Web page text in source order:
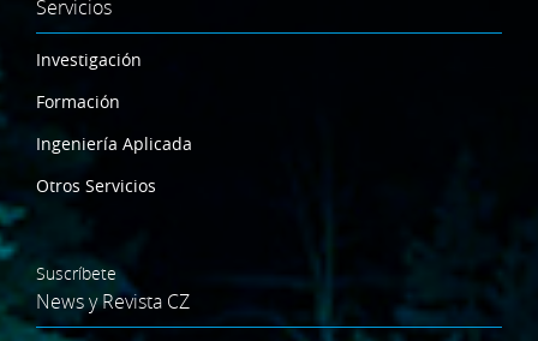
Servicios
Investigación
Formación
Ingeniería Aplicada
Otros Servicios
Suscríbete
News y Revista CZ